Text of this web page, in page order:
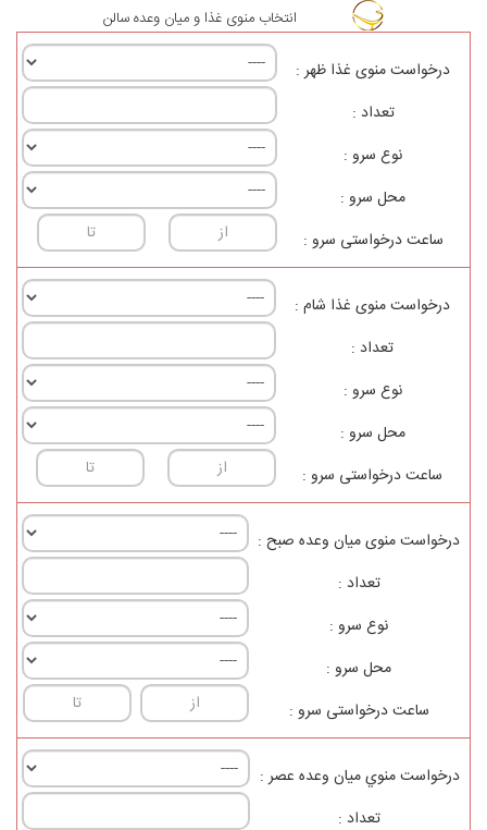
انتخاب منوی غذا و میان وعده سالن
درخواست منوی غذا ظهر :
تعداد :
نوع سرو :
محل سرو :
ساعت درخواستی سرو :
درخواست منوی غذا شام :
تعداد :
نوع سرو :
محل سرو :
ساعت درخواستی سرو :
درخواست منوی ميان وعده صبح :
تعداد :
نوع سرو :
محل سرو :
ساعت درخواستی سرو :
درخواست منوي ميان وعده عصر :
تعداد :